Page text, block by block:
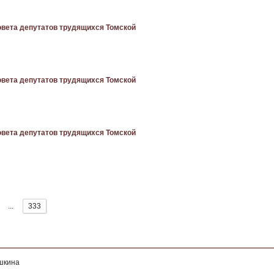
депутатов трудящихся Томской
депутатов трудящихся Томской
депутатов трудящихся Томской
... 333